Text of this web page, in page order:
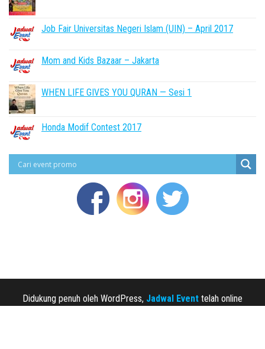
Job Fair Universitas Negeri Islam (UIN) – April 2017
Mom and Kids Bazaar – Jakarta
WHEN LIFE GIVES YOU QURAN — Sesi 1
Honda Modif Contest 2017
Didukung penuh oleh WordPress, Jadwal Event telah online